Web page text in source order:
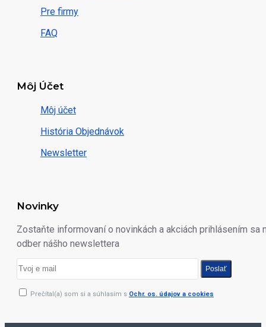
Pre firmy
FAQ
Môj Účet
Môj účet
História Objednávok
Newsletter
Novinky
Zostaňte informovaní o novinkách a akciách prihlásením sa
odber nášho newslettera
Poslať
Prečítal(a) som si a súhlasím s Ochr. os. údajov a cookies